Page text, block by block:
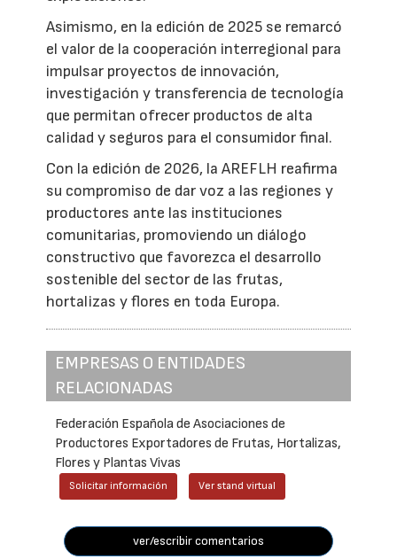
Asimismo, en la edición de 2025 se remarcó
el valor de la cooperación interregional para
impulsar proyectos de innovación,
investigación y transferencia de tecnología
que permitan ofrecer productos de alta
calidad y seguros para el consumidor final.
Con la edición de 2026, la AREFLH reafirma
su compromiso de dar voz a las regiones y
productores ante las instituciones
comunitarias, promoviendo un diálogo
constructivo que favorezca el desarrollo
sostenible del sector de las frutas,
hortalizas y flores en toda Europa.
EMPRESAS O ENTIDADES
RELACIONADAS
Federación Española de Asociaciones de
Productores Exportadores de Frutas, Hortalizas,
Flores y Plantas Vivas
Solicitar información Ver stand virtual
ver/escribir comentarios